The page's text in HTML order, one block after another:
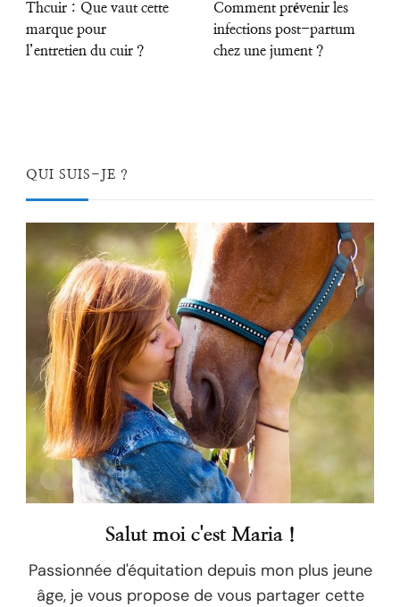
Thcuir : Que vaut cette
marque pour
l’entretien du cuir ?
Comment prévenir les
infections post-partum
chez une jument ?
QUI SUIS-JE ?
Salut moi c'est Maria !
Passionnée d'équitation depuis mon plus jeune
âge, je vous propose de vous partager cette